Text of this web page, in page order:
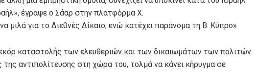
έγραψε ο Σάαρ στην πλατφόρμα X.
μιλά για το Διεθνές Δίκαιο, ενώ κατέχει παράνομα τη Β. Κύπρο»
καταστολής των ελευθεριών και των δικαιωμάτων των πολιτών
αντιπολίτευσης στη χώρα του, τολμά να κάνει κήρυγμα σε